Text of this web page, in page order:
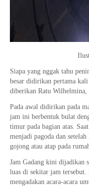
Siapa yang nggak tahu
besar didirikan pertama
diberikan Ratu Wilhelmina,
Pada awal didirikan pada
jam ini berbentuk bulat
timur pada bagian atas.
menjadi pagoda dan
gojong atau atap pada
Jam Gadang kini dijadikan
luas di sekitar jam tersebut.
mengadakan acara-acara